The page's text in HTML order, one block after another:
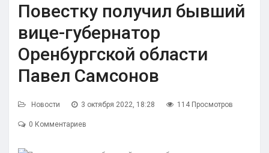
Повестку получил бывший
вице-губернатор
Оренбургской области
Павел Самсонов
Новости 3 октября 2022, 18:28 114 Просмотров
0 Комментариев